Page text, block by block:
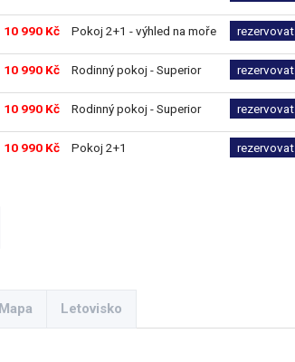
10 990 Kč Pokoj 2+1 - výhled na moře rezervovat
10 990 Kč Rodinný pokoj - Superior rezervovat
10 990 Kč Rodinný pokoj - Superior rezervovat
10 990 Kč Pokoj 2+1 rezervovat
Mapa Letovisko